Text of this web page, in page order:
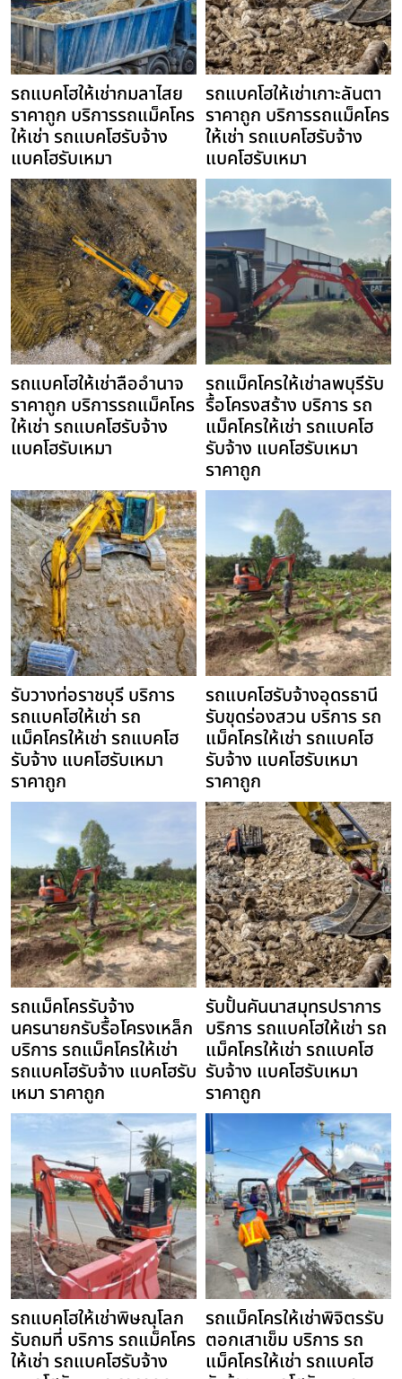
รถแบคโฮให้เช่ากมลาไสย
ราคาถูก บริการรถแม็คโคร
ให้เช่า รถแบคโฮรับจ้าง
แบคโฮรับเหมา
รถแบคโฮให้เช่าเกาะลันตา
ราคาถูก บริการรถแม็คโคร
ให้เช่า รถแบคโฮรับจ้าง
แบคโฮรับเหมา
รถแบคโฮให้เช่าลืออำนาจ
ราคาถูก บริการรถแม็คโคร
ให้เช่า รถแบคโฮรับจ้าง
แบคโฮรับเหมา
รถแม็คโครให้เช่าลพบุรีรับ
รื้อโครงสร้าง บริการ รถ
แม็คโครให้เช่า รถแบคโฮ
รับจ้าง แบคโฮรับเหมา
ราคาถูก
รับวางท่อราชบุรี บริการ
รถแบคโฮให้เช่า รถ
แม็คโครให้เช่า รถแบคโฮ
รับจ้าง แบคโฮรับเหมา
ราคาถูก
รถแบคโฮรับจ้างอุดรธานี
รับขุดร่องสวน บริการ รถ
แม็คโครให้เช่า รถแบคโฮ
รับจ้าง แบคโฮรับเหมา
ราคาถูก
รถแม็คโครรับจ้าง
นครนายกรับรื้อโครงเหล็ก
บริการ รถแม็คโครให้เช่า
รถแบคโฮรับจ้าง แบคโฮรับ
เหมา ราคาถูก
รับปั้นคันนาสมุทรปราการ
บริการ รถแบคโฮให้เช่า รถ
แม็คโครให้เช่า รถแบคโฮ
รับจ้าง แบคโฮรับเหมา
ราคาถูก
รถแบคโฮให้เช่าพิษณุโลก
รับถมที่ บริการ รถแม็คโคร
ให้เช่า รถแบคโฮรับจ้าง
รถแม็คโครให้เช่าพิจิตรรับ
ตอกเสาเข็ม บริการ รถ
แม็คโครให้เช่า รถแบคโฮ